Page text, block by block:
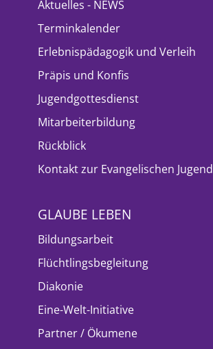
Aktuelles - NEWS
Terminkalender
Erlebnispädagogik und Verleih
Präpis und Konfis
Jugendgottesdienst
Mitarbeiterbildung
Rückblick
Kontakt zur Evangelischen Jugend
GLAUBE LEBEN
Bildungsarbeit
Flüchtlingsbegleitung
Diakonie
Eine-Welt-Initiative
Partner / Ökumene